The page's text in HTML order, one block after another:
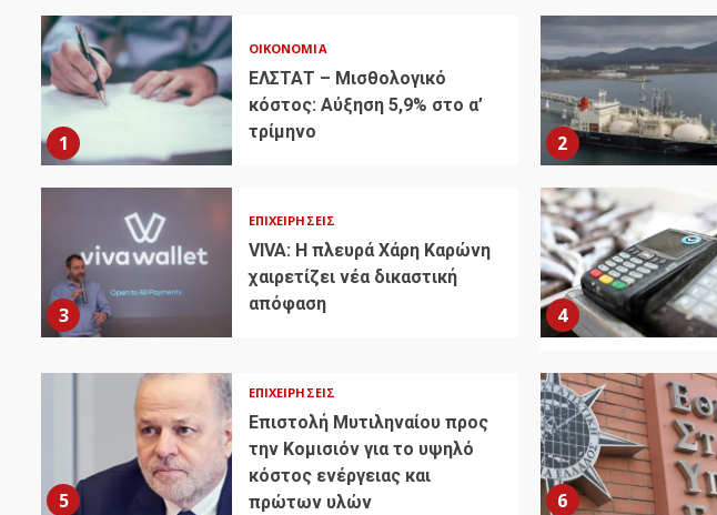
1
ΟΙΚΟΝΟΜΊΑ
ΕΛΣΤΑΤ – Μισθολογικό
κόστος: Αύξηση 5,9% στο α’
τρίμηνο
2
3
ΕΠΙΧΕΙΡΉΣΕΙΣ
VIVA: Η πλευρά Χάρη Καρώνη
χαιρετίζει νέα δικαστική
απόφαση
4
5
ΕΠΙΧΕΙΡΉΣΕΙΣ
Επιστολή Μυτιληναίου προς
την Κομισιόν για το υψηλό
κόστος ενέργειας και
πρώτων υλών
6